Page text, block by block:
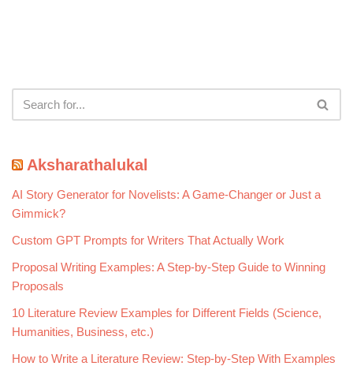
Aksharathalukal
AI Story Generator for Novelists: A Game-Changer or Just a
Gimmick?
Custom GPT Prompts for Writers That Actually Work
Proposal Writing Examples: A Step-by-Step Guide to Winning
Proposals
10 Literature Review Examples for Different Fields (Science,
Humanities, Business, etc.)
How to Write a Literature Review: Step-by-Step With Examples